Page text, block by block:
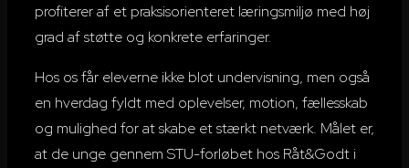
profiterer af et praksisorienteret læringsmiljø med høj
grad af støtte og konkrete erfaringer.
Hos os får eleverne ikke blot undervisning, men også
en hverdag fyldt med oplevelser, motion, fællesskab
og mulighed for at skabe et stærkt netværk. Målet er,
at de unge gennem STU-forløbet hos Råt&Godt i